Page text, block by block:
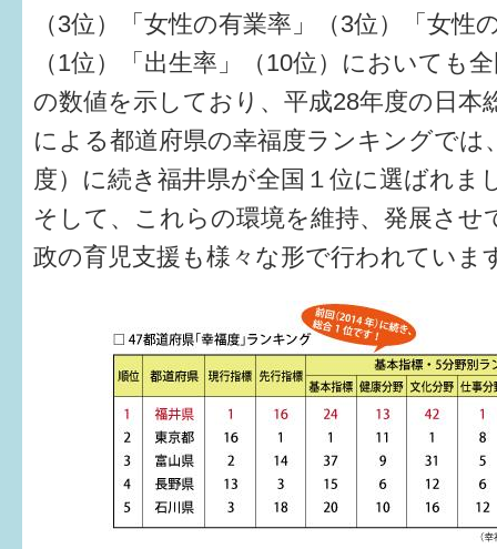
（3位）「女性の有業率」（3位）「女性
（1位）「出生率」（10位）においても
の数値を示しており、平成28年度の日本
による都道府県の幸福度ランキングでは
度）に続き福井県が全国１位に選ばれま
そして、これらの環境を維持、発展させ
政の育児支援も様々な形で行われていま